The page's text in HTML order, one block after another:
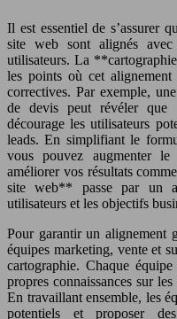
Il est essentiel de s’assurer
site web sont alignés
utilisateurs. La
les points où cet
correctives. Par exemple,
de devis peut révéler que
décourage les utilisateurs
leads. En simplifiant le
vous pouvez augmenter
améliorer vos résultats
site web** passe par un
utilisateurs et les objectifs
Pour garantir un alignement
équipes marketing, vente et
cartographie. Chaque
propres connaissances sur
En travaillant ensemble, les
potentiels et proposer